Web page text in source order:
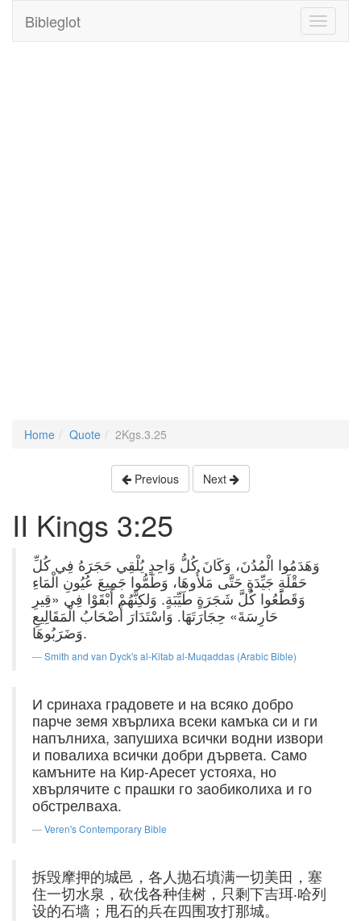
Toggle
Bibleglot
Home Quote 2Kgs.3.25
Previous Next
II Kings 3:25
وَهَدَمُوا الْمُدُنَ، وَكَانَ كُلُّ وَاحِدٍ يُلْقِي حَجَرَهُ فِي كُلِّ
حَقْلَةٍ جَيِّدَةٍ حَتَّى مَلأُوهَا، وَطَمُّوا جَمِيعَ عُيُونِ الْمَاءِ
وَقَطَعُوا كُلَّ شَجَرَةٍ طَيِّبَةٍ. وَلكِنَّهُمْ أَبْقَوْا فِي «قِيرِ
حَارِسَةَ» حِجَارَتَهَا. وَاسْتَدَارَ أَصْحَابُ الْمَقَالِيعِ
وَضَرَبُوهَا.
Smith and van Dyck's al-Kitab al-Muqaddas (Arabic Bible)
И сринаха градовете и на всяко добро
парче земя хвърлиха всеки камъка си и ги
напълниха, запушиха всички водни извори
и повалиха всички добри дървета. Само
камъните на Кир-Аресет устояха, но
хвърлячите с прашки го заобиколиха и го
обстрелваха.
Veren's Contemporary Bible
拆毁摩押的城邑，各人抛石填满一切美田，塞
住一切水泉，砍伐各种佳树，只剩下吉珥‧哈列
设的石墙；甩石的兵在四围攻打那城。